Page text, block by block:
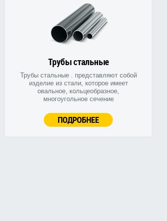
Трубы стальные
Трубы стальные . представляют собой
изделие из стали, которое имеет
овальное, кольцеобразное,
многоугольное сечение
ПОДРОБНЕЕ